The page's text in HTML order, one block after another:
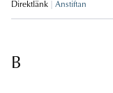
Direktlänk Anstiftan
B